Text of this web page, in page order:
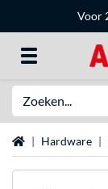
Voor
Home Hardware